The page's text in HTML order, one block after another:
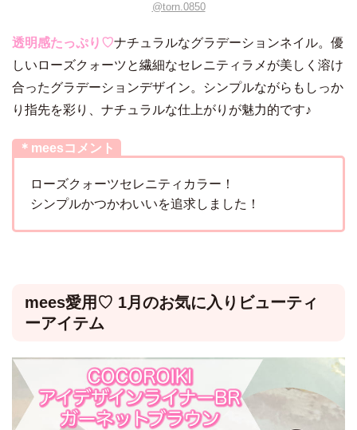
@torn.0850
透明感たっぷり♡ナチュラルなグラデーションネイル。優
しいローズクォーツと繊細なセレニティラメが美しく溶け
合ったグラデーションデザイン。シンプルながらもしっか
り指先を彩り、ナチュラルな仕上がりが魅力的です♪
＊meesコメント
ローズクォーツセレニティカラー！
シンプルかつかわいいを追求しました！
mees愛用♡ 1月のお気に入りビューティ
ーアイテム